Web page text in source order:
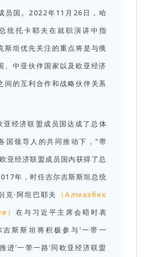
员国。2022年11月26日，哈
统托卡耶夫在就职演讲中指
斯坦优先关注的重点将是与俄
、中亚伙伴国家以及欧亚经济
间的互利合作和战略伙伴关系
亚经济联盟成员国达成了总体
国领导人的共同推动下，“带
亚经济联盟成员国内获得了总
年，时任吉尔吉斯斯坦总统
克·阿坦巴耶夫
（Алмазбек
）在与习近平主席会晤时表
吉斯斯坦将积极参与‘一带一
进‘一带一路’同欧亚经济联盟